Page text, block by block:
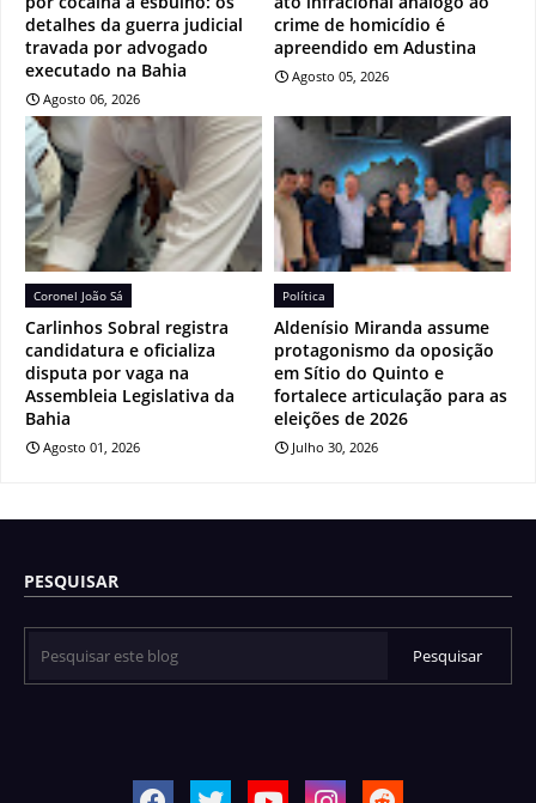
detalhes da guerra judicial
travada por advogado
executado na Bahia
Agosto 06, 2026
crime de homicídio é
apreendido em Adustina
Agosto 05, 2026
Coronel João Sá
Carlinhos Sobral registra
candidatura e oficializa
disputa por vaga na
Assembleia Legislativa da
Bahia
Agosto 01, 2026
Política
Aldenísio Miranda assume
protagonismo da oposição
em Sítio do Quinto e
fortalece articulação para as
eleições de 2026
Julho 30, 2026
PESQUISAR